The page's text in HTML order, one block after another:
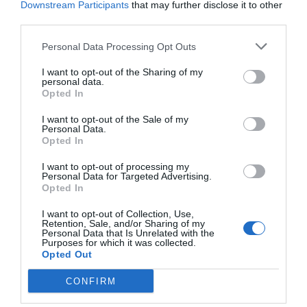
Downstream Participants that may further disclose it to other
Personal Data Processing Opt Outs
I want to opt-out of the Sharing of my
personal data.
Opted In
I want to opt-out of the Sale of my
Personal Data.
Opted In
I want to opt-out of processing my
Personal Data for Targeted Advertising.
Opted In
I want to opt-out of Collection, Use,
Retention, Sale, and/or Sharing of my
Personal Data that Is Unrelated with the
Purposes for which it was collected.
Opted Out
CONFIRM
RELACIONADES
Els treballadors de
TUSGSAL (i dels
NitBus): conductors
Les cooperatives
catalanes facturen
un 18,5% més i
Les
sequera